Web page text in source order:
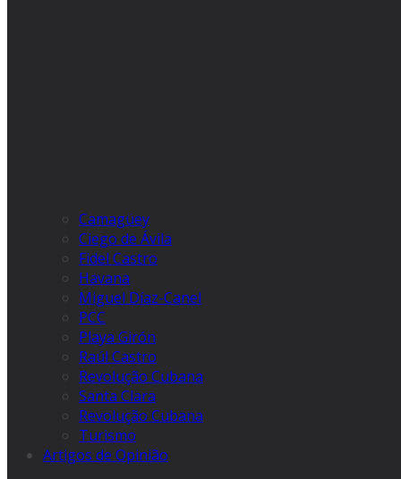
Camagüey
Ciego de Ávila
Fidel Castro
Havana
Miguel Díaz-Canel
PCC
Playa Girón
Raúl Castro
Revolução Cubana
Santa Clara
Revolução Cubana
Turismo
Artigos de Opinião